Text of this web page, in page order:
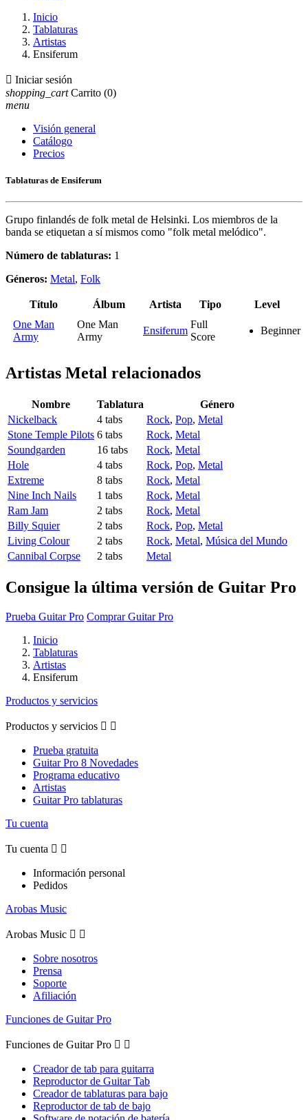
Inicio
Tablaturas
Artistas
Ensiferum
 Iniciar sesión
shopping_cart Carrito (0)
menu
Visión general
Catálogo
Precios
Tablaturas de Ensiferum
Grupo finlandés de folk metal de Helsinki. Los miembros de la
banda se etiquetan a sí mismos como "folk metal melódico".
Número de tablaturas: 1
Géneros: Metal, Folk
Título Álbum Artista Tipo
Level
One Man
Army
One Man
Army
Ensiferum
Full
Score
Beginner
Artistas Metal relacionados
Nombre Tablatura
Género
Nickelback
4 tabs Rock, Pop, Metal
Stone Temple Pilots 6 tabs Rock, Metal
Soundgarden
16 tabs Rock, Metal
Hole
4 tabs Rock, Pop, Metal
Extreme
8 tabs Rock, Metal
Nine Inch Nails
1 tabs Rock, Metal
Ram Jam
2 tabs Rock, Metal
Billy Squier
2 tabs Rock, Pop, Metal
Living Colour
2 tabs Rock, Metal, Música del Mundo
Cannibal Corpse
2 tabs Metal
Consigue la última versión de Guitar Pro
Prueba Guitar Pro Comprar Guitar Pro
Inicio
Tablaturas
Artistas
Ensiferum
Productos y servicios
Productos y servicios  
Prueba gratuita
Guitar Pro 8 Novedades
Programa educativo
Artistas
Guitar Pro tablaturas
Tu cuenta
Tu cuenta  
Información personal
Pedidos
Arobas Music
Arobas Music  
Sobre nosotros
Prensa
Soporte
Afiliación
Funciones de Guitar Pro
Funciones de Guitar Pro  
Creador de tab para guitarra
Reproductor de Guitar Tab
Creador de tablaturas para bajo
Reproductor de tab de bajo